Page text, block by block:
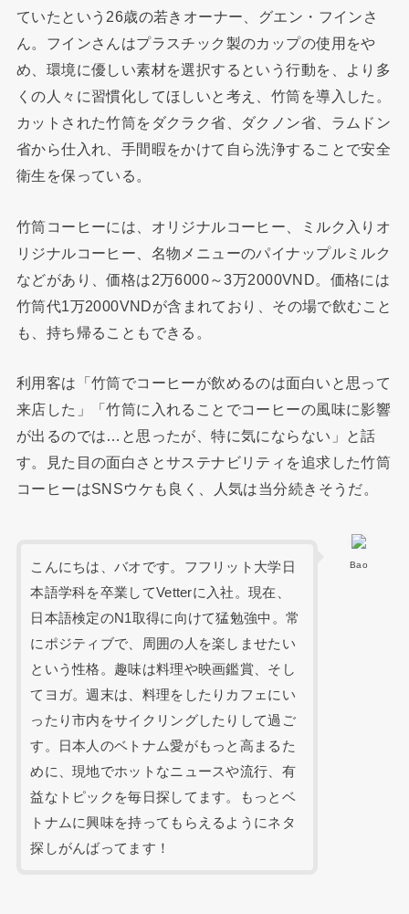
ていたという26歳の若きオーナー、グエン・フインさ
ん。フインさんはプラスチック製のカップの使用をや
め、環境に優しい素材を選択するという行動を、より多
くの人々に習慣化してほしいと考え、竹筒を導入した。
カットされた竹筒をダクラク省、ダクノン省、ラムドン
省から仕入れ、手間暇をかけて自ら洗浄することで安全
衛生を保っている。
竹筒コーヒーには、オリジナルコーヒー、ミルク入りオ
リジナルコーヒー、名物メニューのパイナップルミルク
などがあり、価格は2万6000～3万2000VND。価格には
竹筒代1万2000VNDが含まれており、その場で飲むこと
も、持ち帰ることもできる。
利用客は「竹筒でコーヒーが飲めるのは面白いと思って
来店した」「竹筒に入れることでコーヒーの風味に影響
が出るのでは…と思ったが、特に気にならない」と話
す。見た目の面白さとサステナビリティを追求した竹筒
コーヒーはSNSウケも良く、人気は当分続きそうだ。
Bao
こんにちは、バオです。フフリット大学日
本語学科を卒業してVetterに入社。現在、
日本語検定のN1取得に向けて猛勉強中。常
にポジティブで、周囲の人を楽しませたい
という性格。趣味は料理や映画鑑賞、そし
てヨガ。週末は、料理をしたりカフェにい
ったり市内をサイクリングしたりして過ご
す。日本人のベトナム愛がもっと高まるた
めに、現地でホットなニュースや流行、有
益なトピックを毎日探してます。もっとベ
トナムに興味を持ってもらえるようにネタ
探しがんばってます！